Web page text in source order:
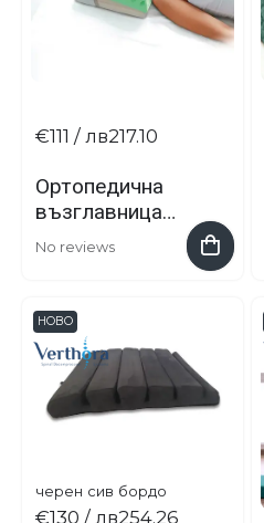
Ортопедична
възглавница
Verthe Support
No reviews
€111 / лв217.10
НОВО
черен сив бордо
€130 / лв254.26